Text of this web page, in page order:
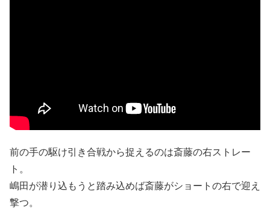
前の手の駆け引き合戦から捉えるのは斎藤の右ストレー
ト。
嶋田が潜り込もうと踏み込めば斎藤がショートの右で迎え
撃つ。